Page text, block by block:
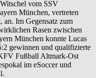
vom SSV
München, vertreten
an. Im Gegensatz zum
Rasen zwischen
München konnte Lucas
gewinnen und qualifizierte
Fußball Altmark-Ost
im eSoccer und